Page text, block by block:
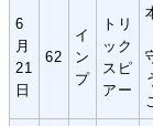
6
月
21
日
62
イ
ン
プ
トリ
ック
スピ
アー